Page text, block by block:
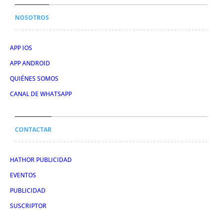
NOSOTROS
APP IOS
APP ANDROID
QUIÉNES SOMOS
CANAL DE WHATSAPP
CONTACTAR
HATHOR PUBLICIDAD
EVENTOS
PUBLICIDAD
SUSCRIPTOR